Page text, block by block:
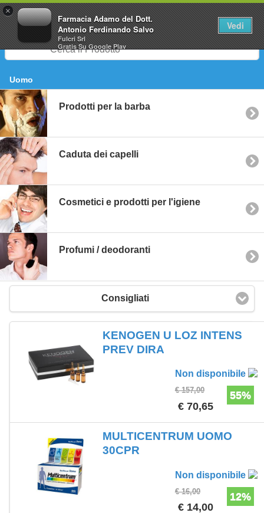
×
Farmacia Adamo del Dott.
Antonio Ferdinando Salvo
Fulcri Srl
GratisSu Google Play
Vedi
0
Uomo
Prodotti per la barba
Caduta dei capelli
Cosmetici e prodotti per l'igiene
Profumi / deodoranti
Consigliati
KENOGEN U LOZ INTENS
PREV DIRA
Non disponibile
55%
€ 157,00
€ 70,65
MULTICENTRUM UOMO
30CPR
Non disponibile
12%
€ 16,00
€ 14,00